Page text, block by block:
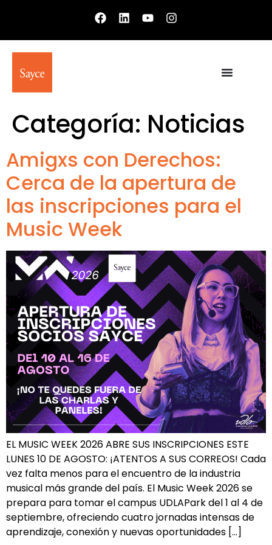
Categoría: Noticias
Amigxs con Derechos:
Cerca de la apertura de
las inscripciones para el
Music Week
EL MUSIC WEEK 2026 ABRE SUS INSCRIPCIONES ESTE
LUNES 10 DE AGOSTO: ¡ATENTOS A SUS CORREOS! Cada
vez falta menos para el encuentro de la industria
musical más grande del país. El Music Week 2026 se
prepara para tomar el campus UDLAPark del 1 al 4 de
septiembre, ofreciendo cuatro jornadas intensas de
aprendizaje, conexión y nuevas oportunidades […]